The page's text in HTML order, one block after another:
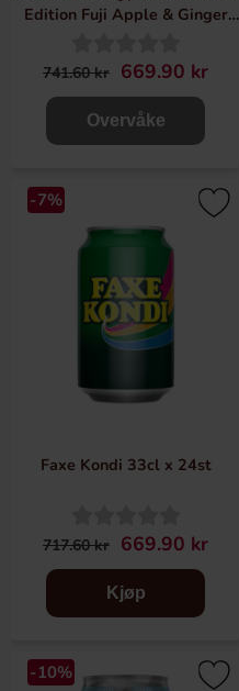
Edition Fuji Apple & Ginger
741.60 kr 669.90 kr
Overvåke
-7%
Faxe Kondi 33cl x 24st
717.60 kr 669.90 kr
Kjøp
-10%